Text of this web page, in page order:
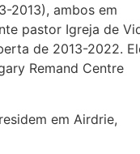
2013), ambos em
pastor Igreja de
de 2013-2022.
Remand Centre
em Airdrie,